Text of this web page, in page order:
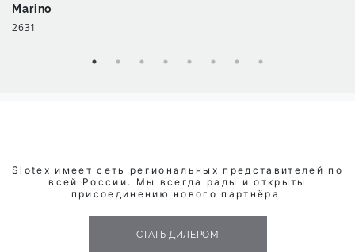
Marino
2631
Slotex имеет сеть региональных представителей по
всей России. Мы всегда рады и открыты
присоединению нового партнёра.
СТАТЬ ДИЛЕРОМ